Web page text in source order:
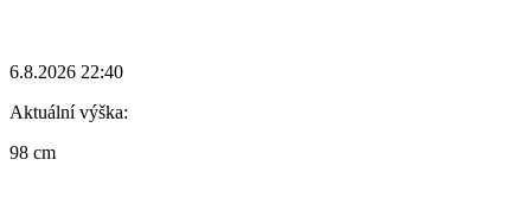
6.8.2026 22:40
Aktuální výška:
98 cm